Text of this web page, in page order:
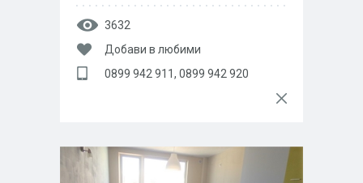
3632
Добави в любими
0899 942 911, 0899 942 920